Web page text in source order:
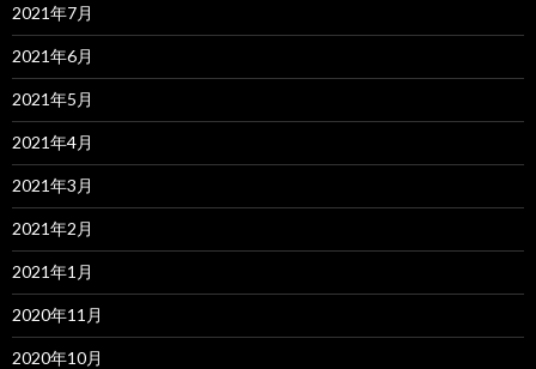
2021年7月
2021年6月
2021年5月
2021年4月
2021年3月
2021年2月
2021年1月
2020年11月
2020年10月